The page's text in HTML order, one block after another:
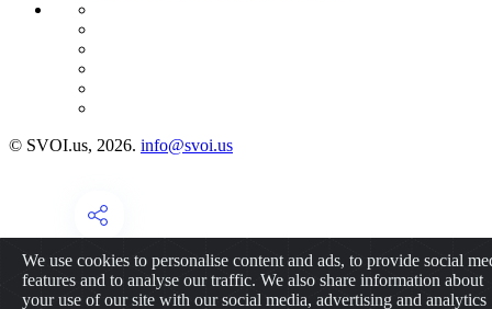
© SVOI.us, 2026. info@svoi.us
We use cookies to personalise content and ads, to provide social
features and to analyse our traffic. We also share information about
your use of our site with our social media, advertising and analytics